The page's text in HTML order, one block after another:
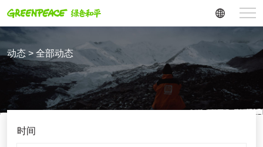
动态 > 全部动态
时间